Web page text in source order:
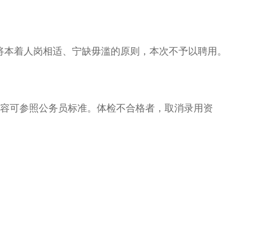
着人岗相适、宁缺毋滥的原则，本次不予以聘用。
可参照公务员标准。体检不合格者，取消录用资